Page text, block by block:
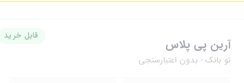
قابل خرید
آرین پی پلاس
تو بانک - بدون اعتبارسنجی